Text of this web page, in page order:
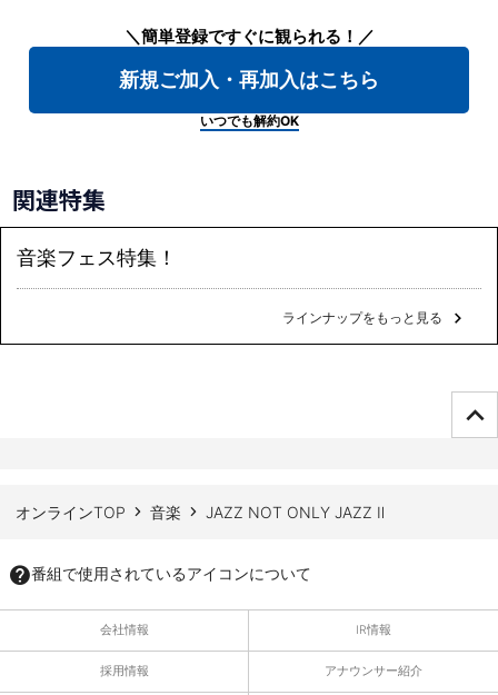
＼簡単登録ですぐに観られる！／
新規ご加入・再加入はこちら
いつでも解約OK
関連特集
音楽フェス特集！
ラインナップをもっと見る
オンラインTOP 音楽 JAZZ NOT ONLY JAZZ Ⅱ
番組で使用されているアイコンについて
会社情報 IR情報
採用情報 アナウンサー紹介